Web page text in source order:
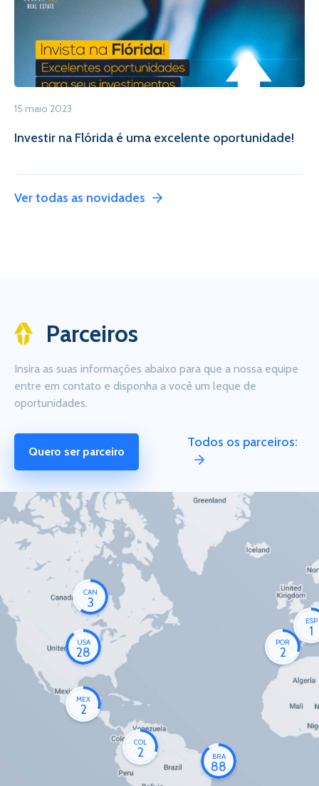
15 maio 2023
Investir na Flórida é uma excelente oportunidade!
Ver todas as novidades
Parceiros
Insira as suas informações abaixo para que a nossa equipe
entre em contato e disponha a você um leque de
oportunidades.
Quero ser parceiro
Todos os parceiros:
CAN
3
USA
28
MEX
2
COL
2 BRA
88
POR
2
ESP
1